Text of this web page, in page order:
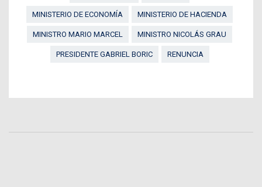
MINISTERIO DE ECONOMÍA MINISTERIO DE HACIENDA
MINISTRO MARIO MARCEL MINISTRO NICOLÁS GRAU
PRESIDENTE GABRIEL BORIC RENUNCIA